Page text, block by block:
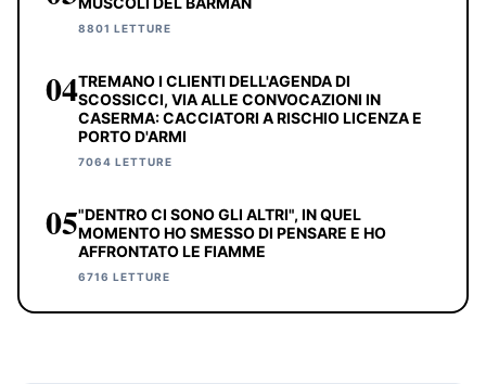
8801 LETTURE
04TREMANO I CLIENTI DELL'AGENDA DI
SCOSSICCI, VIA ALLE CONVOCAZIONI IN
CASERMA: CACCIATORI A RISCHIO LICENZA E
PORTO D'ARMI
7064 LETTURE
05"DENTRO CI SONO GLI ALTRI", IN QUEL
MOMENTO HO SMESSO DI PENSARE E HO
AFFRONTATO LE FIAMME
6716 LETTURE